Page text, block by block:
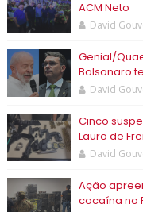
ACM Neto
David
Genial/
Bolsonaro
David
Cinco
Lauro de
David
Ação
cocaína no